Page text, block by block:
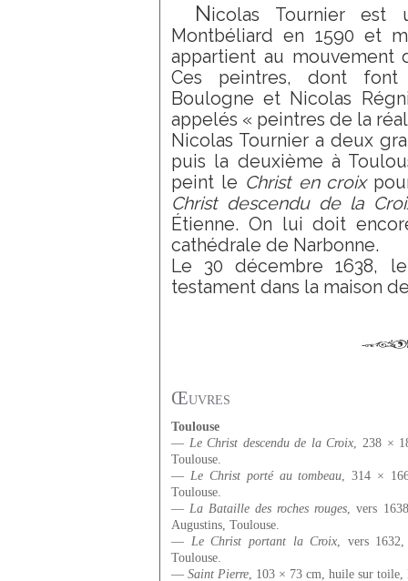
Nicolas Tournier est
Montbéliard en 1590 et
appartient au mouvement
Ces peintres, dont
Boulogne et Nicolas
appelés « peintres de la
Nicolas Tournier a deux
puis la deuxième à
peint le Christ en croix
Christ descendu de la
Étienne. On lui doit
cathédrale de Narbonne.
Le 30 décembre 1638,
testament dans la maison
Œuvres
Toulouse
— Le Christ descendu de la Croix, 238 ×
Toulouse.
—Le Christ porté au tombeau, 314 ×
Toulouse.
—La Bataille des roches rouges, vers
Augustins, Toulouse.
— Le Christ portant la Croix, vers
Toulouse.
—Saint Pierre, 103 × 73 cm, huile sur toile,